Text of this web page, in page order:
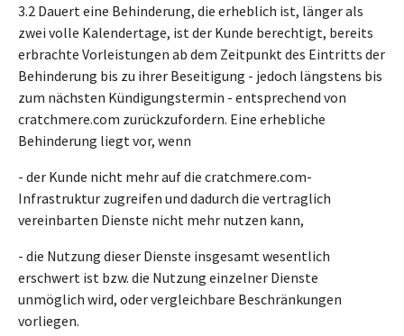
3.2 Dauert eine Behinderung, die erheblich ist, länger als
zwei volle Kalendertage, ist der Kunde berechtigt, bereits
erbrachte Vorleistungen ab dem Zeitpunkt des Eintritts der
Behinderung bis zu ihrer Beseitigung - jedoch längstens bis
zum nächsten Kündigungstermin - entsprechend von
cratchmere.com zurückzufordern. Eine erhebliche
Behinderung liegt vor, wenn
- der Kunde nicht mehr auf die cratchmere.com-
Infrastruktur zugreifen und dadurch die vertraglich
vereinbarten Dienste nicht mehr nutzen kann,
- die Nutzung dieser Dienste insgesamt wesentlich
erschwert ist bzw. die Nutzung einzelner Dienste
unmöglich wird, oder vergleichbare Beschränkungen
vorliegen.